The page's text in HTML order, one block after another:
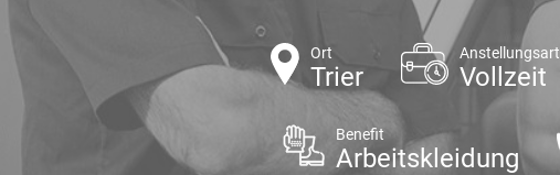
Ort
Trier
Anstellungsart
Vollzeit
Benefit
Arbeitskleidung